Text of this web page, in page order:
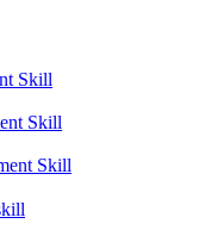
Skill
Skill
Skill